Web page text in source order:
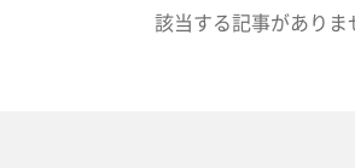
該当する記事がありま